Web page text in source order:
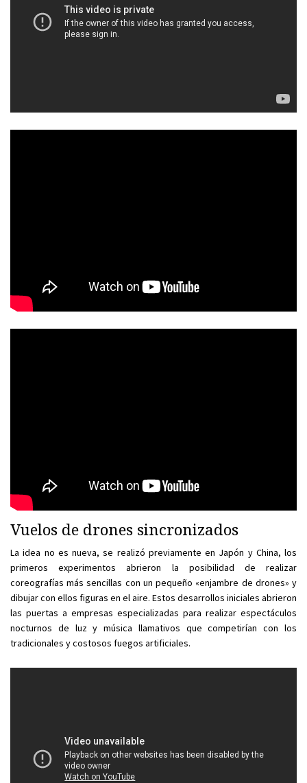
Vuelos de drones sincronizados
La idea no es nueva, se realizó previamente en Japón y China, los
primeros experimentos abrieron la posibilidad de realizar
coreografías más sencillas con un pequeño «enjambre de drones» y
dibujar con ellos figuras en el aire. Estos desarrollos iniciales abrieron
las puertas a empresas especializadas para realizar espectáculos
nocturnos de luz y música llamativos que competirían con los
tradicionales y costosos fuegos artificiales.